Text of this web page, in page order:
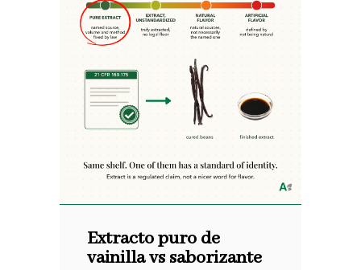
Extracto puro de
vainilla vs saborizante